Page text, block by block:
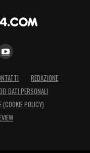
REDAZIONE
DATI PERSONALI
(COOKIE POLICY)